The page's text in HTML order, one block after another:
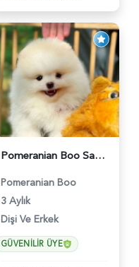
Pomeranian Boo Safkan Yavrularımız - 6031
Pomeranian Boo
3 Aylık
Dişi Ve Erkek
GÜVENILIR ÜYE